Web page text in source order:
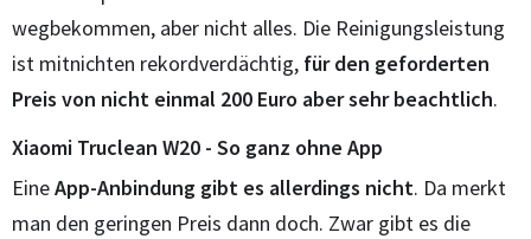
wegbekommen, aber nicht alles. Die Reinigungsleistung
ist mitnichten rekordverdächtig, für den geforderten
Preis von nicht einmal 200 Euro aber sehr beachtlich.
Xiaomi Truclean W20 - So ganz ohne App
EineApp-Anbindung gibt es allerdings nicht. Da merkt
man den geringen Preis dann doch. Zwar gibt es die